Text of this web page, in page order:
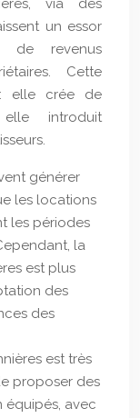
via des
un essor
de revenus
Cette
elle crée de
elle introduit
générer
les locations
les périodes
la
est plus
des
des
est très
proposer des
équipés, avec